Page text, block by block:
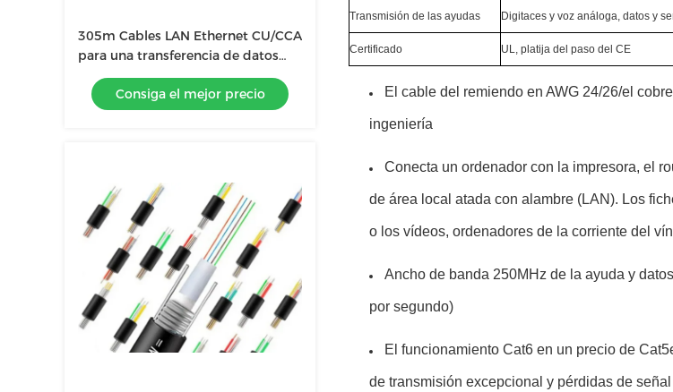
305m Cables LAN Ethernet CU/CCA
para una transferencia de datos
fluida y rápida
Consiga el mejor precio
Transmisión de las ayudas Digitaces y voz análoga, datos y
Certificado UL, platija del paso del CE
El cable del remiendo en AWG 24/26/el
ingeniería
Conecta un ordenador con la impresora, el
de área local atada con alambre (LAN). Los
o los vídeos, ordenadores de la corriente del
Ancho de banda 250MHz de la ayuda y
por segundo)
El funcionamiento Cat6 en un precio de
de transmisión excepcional y pérdidas de